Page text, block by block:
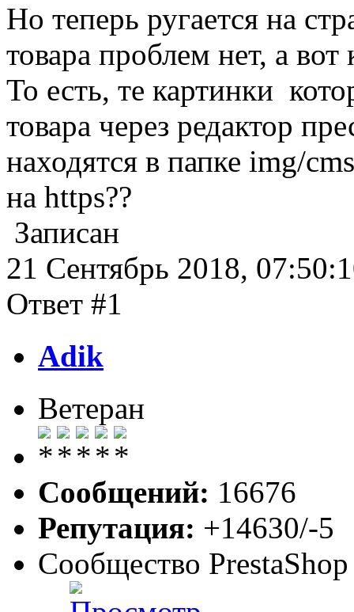
Но теперь ругается на
товара проблем нет, а
То есть, те картинки
товара через редактор
находятся в папке img/
на https??
Записан
21 Сентябрь 2018,
Ответ #1
Adik
Ветеран
Сообщений: 16676
Репутация: +14630/-5
Сообщество PrestaShop